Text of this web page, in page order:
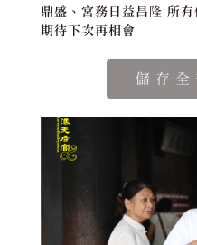
鼎盛、宮務日益昌隆 所
期待下次再相會
儲存全